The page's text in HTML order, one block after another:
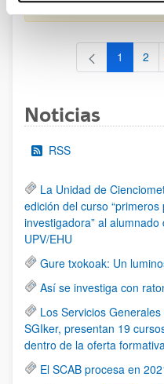
al 30/07/2026 (ambos
Página
1 2
Noticias
RSS
La Unidad de
edición del curso
investigadora” al
UPV/EHU
Gure txokoak: Un
Así se investiga con
Los Servicios
SGIker, presentan 19
dentro de la oferta
El SCAB procesa en